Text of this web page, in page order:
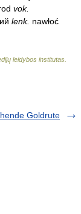
vok.
lenk. nawłoć
leidybos institutas
Goldrute